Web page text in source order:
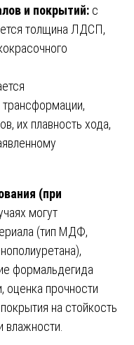
и покрытий: с
толщина ЛДСП,
их плавность хода,
(при
могут
(тип МДФ,
формальдегида
оценка прочности
на стойкость